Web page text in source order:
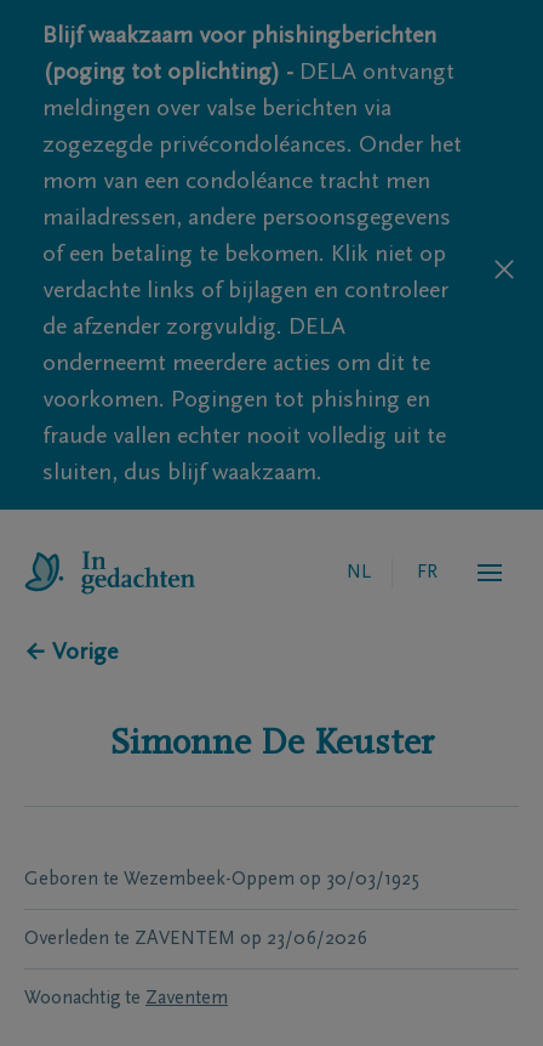
Blijf waakzaam voor phishingberichten
(poging tot oplichting) - DELA ontvangt
meldingen over valse berichten via
zogezegde privécondoléances. Onder het
mom van een condoléance tracht men
mailadressen, andere persoonsgegevens
of een betaling te bekomen. Klik niet op
verdachte links of bijlagen en controleer
de afzender zorgvuldig. DELA
onderneemt meerdere acties om dit te
voorkomen. Pogingen tot phishing en
fraude vallen echter nooit volledig uit te
sluiten, dus blijf waakzaam.
NL FR
← Vorige
Simonne De Keuster
Geboren te Wezembeek-Oppem op 30/03/1925
Overleden te ZAVENTEM op 23/06/2026
Woonachtig te Zaventem